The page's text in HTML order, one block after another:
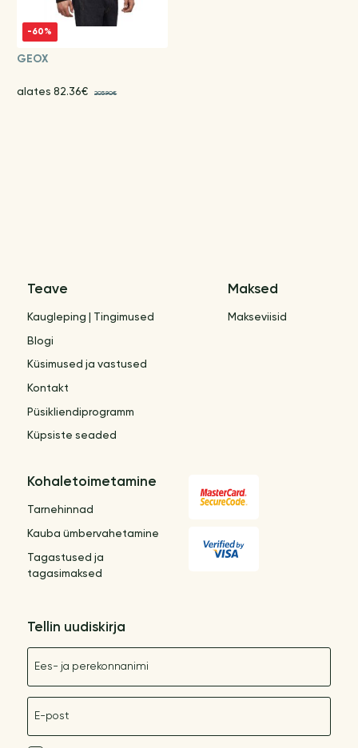
-60%
GEOX
alates 82.36€ 205.90€
Teave
Kaugleping | Tingimused
Blogi
Küsimused ja vastused
Kontakt
Püsikliendiprogramm
Küpsiste seaded
Maksed
Makseviisid
Kohaletoimetamine
Tarnehinnad
Kauba ümbervahetamine
Tagastused ja
tagasimaksed
Tellin uudiskirja